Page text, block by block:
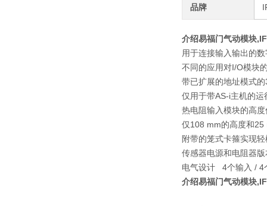
品牌
介绍易福门气动模块
用于连接输入输出的
不同的应用对I/O模块
带已扩展的地址模式
仅用于带AS-i主机的
热电阻输入模块的高
仅108 mm的高度和25
附带的笼式卡箍实现
传感器电源和电阻器
电气设计 4个输入 / 4
介绍易福门气动模块